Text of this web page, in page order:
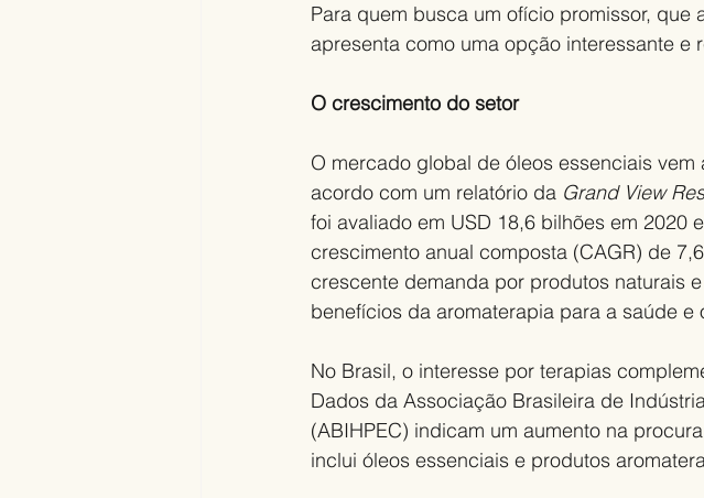
Para quem busca um ofício promissor,
apresenta como uma opção interessante e
O crescimento do setor
O mercado global de óleos essenciais
acordo com um relatório da Grand View
foi avaliado em USD 18,6 bilhões em 2020
crescimento anual composta (CAGR) de
crescente demanda por produtos naturais
benefícios da aromaterapia para a saúde e
No Brasil, o interesse por terapias
Dados da Associação Brasileira de
(ABIHPEC) indicam um aumento na
inclui óleos essenciais e produtos